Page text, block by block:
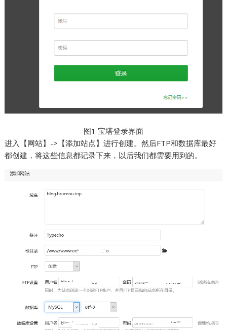
图1 宝塔登录界面
进入【网站】->【添加站点】进行创建。然后FTP和数据库最好
都创建，将这些信息都记录下来，以后我们都需要用到的。